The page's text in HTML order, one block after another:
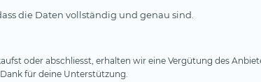
die Daten vollständig und genau sind.
oder abschliesst, erhalten wir eine Vergütung des
für deine Unterstützung.